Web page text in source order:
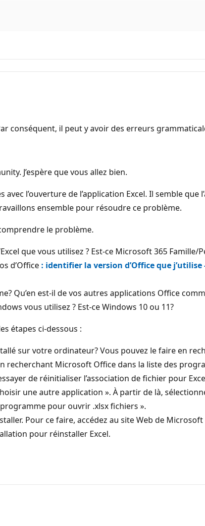
conséquent, il peut y avoir des erreurs
J’espère que vous allez bien.
l’ouverture de l’application Excel. Il semble
ensemble pour résoudre ce problème.
le problème.
que vous utilisez ? Est-ce Microsoft 365
d’Office : identifier la version d’Office que
Qu’en est-il de vos autres applications Office
vous utilisez ? Est-ce Windows 10 ou 11?
étapes ci-dessous :
sur votre ordinateur? Vous pouvez le faire en
recherchant Microsoft Office dans la liste des
de réinitialiser l’association de fichier pour
une autre application ». À partir de là,
pour ouvrir .xlsx fichiers ».
Pour ce faire, accédez au site Web de
pour réinstaller Excel.